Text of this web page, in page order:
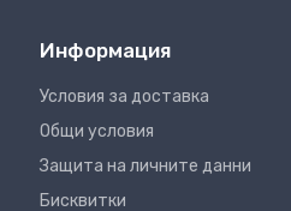
Информация
Условия за доставка
Общи условия
Защита на личните данни
Бисквитки